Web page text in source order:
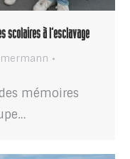
scolaires à l’esclavage
mémoires